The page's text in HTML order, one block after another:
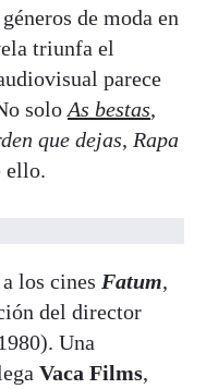
de moda en
triunfa el
parece
solo As bestas,
que dejas, Rapa
ello.
los cines Fatum,
del director
Una
Vaca Films,